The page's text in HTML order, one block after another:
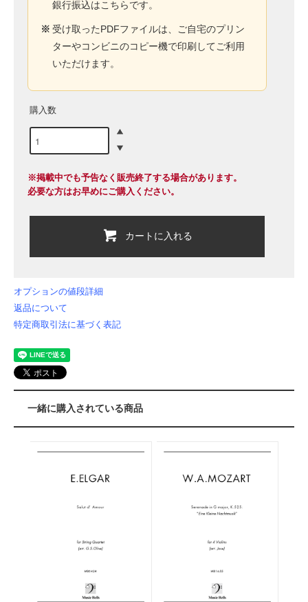
銀行振込はこちらです。
※ 受け取ったPDFファイルは、ご自宅のプリン
ターやコンビニのコピー機で印刷してご利用
いただけます。
購入数
※掲載中でも予告なく販売終了する場合があります。
必要な方はお早めにご購入ください。
カートに入れる
オプションの値段詳細
返品について
特定商取引法に基づく表記
一緒に購入されている商品